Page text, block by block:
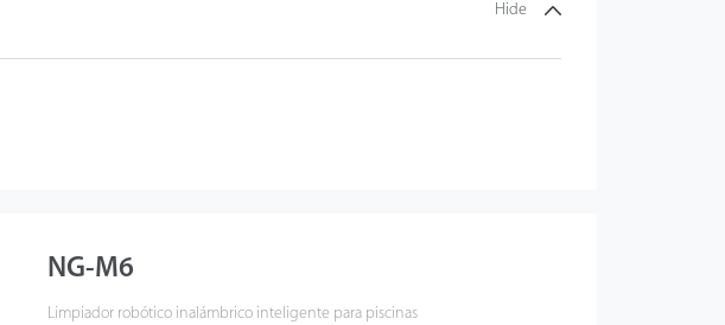
Hide
NG-M6
Limpiador robótico inalámbrico inteligente para piscinas